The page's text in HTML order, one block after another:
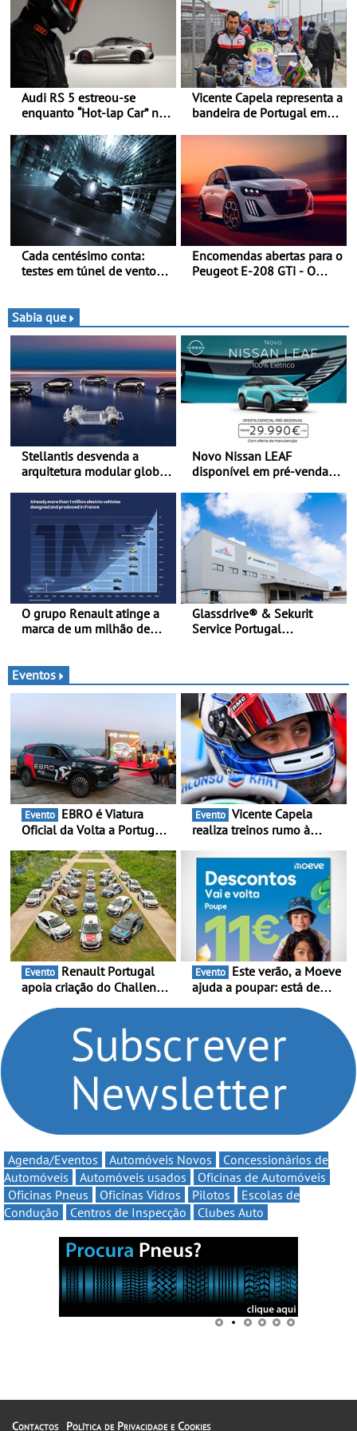
britânica
reduzidos em 30%)
Audi RS 5 estreou-se
enquanto “Hot-lap Car” no
1 de Miami
Vicente Capela representa a
bandeira de Portugal em
Espanhol de Kart - Piloto
de Beja chega para a 2ª
ronda do Campeonato
Espanhol de Kart, em
Teruel
Cada centésimo conta:
testes em túnel de vento
dados de alta precisão para
o equilíbrio, a eficiência e a
afinação do veículo
Encomendas abertas para o
Peugeot E-208 GTi - O
Sabia que
Stellantis desvenda a
arquitetura modular global
STLA One será lançada em
2027 e foi concebida para
reunir cinco plataformas
diferentes numa única
arquitetura escalável
Novo Nissan LEAF
disponível em pré-venda a
IVA - Como parte da
campanha exclusiva de
lançamento, os primeiros
clientes beneficiam da
oferta de 3 anos de
manutenção incluída
O grupo Renault atinge a
marca de um milhão de
Glassdrive® & Sekurit
Service Portugal
aftermarket - Reforço do
portefólio e melhoria dos
prazos reduzem tempo de
imobilização das viaturas
Eventos
Evento
Oficial da Volta a Portugal
presença nacional ao lado
da mítica prova de ciclismo
e leva a sua gama SUV
multi-energia às estradas
de Portugal
Evento
realiza treinos rumo à
Portugal Karting e mira boa
estreia - O Campeonato
Portugal Karting 2026
decorre entre 1 de Março e
6 de Setembro
Evento
apoia criação do Challenge
compromisso com o
automobilismo nacional
continua em 2026
Evento
ajuda a poupar: está de
Volta” com descontos de
Agenda/Eventos Automóveis Novos
Concessionários de
Automóveis
Automóveis usados
Oficinas de Automóveis
Oficinas Pneus
Oficinas Vidros Pilotos
Escolas de
Condução
Centros de Inspecção Clubes Auto
Contactos Política de Privacidade e Cookies